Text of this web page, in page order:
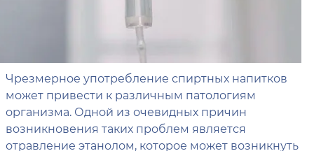
Чрезмерное употребление спиртных напитков
может привести к различным патологиям
организма. Одной из очевидных причин
возникновения таких проблем является
отравление этанолом, которое может возникнуть